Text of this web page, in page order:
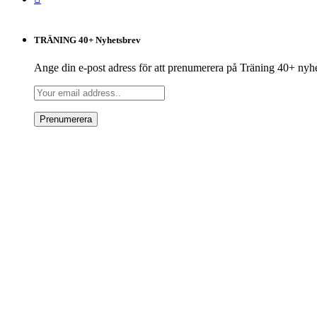
TRÄNING 40+ Nyhetsbrev
Ange din e-post adress för att prenumerera på Träning 40+